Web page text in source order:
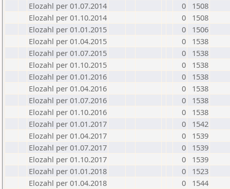
Elozahl per 01.07.2014
0
1508
Elozahl per 01.10.2014
0
1508
Elozahl per 01.01.2015
0
1506
Elozahl per 01.04.2015
0
1538
Elozahl per 01.07.2015
0
1538
Elozahl per 01.10.2015
0
1538
Elozahl per 01.01.2016
0
1538
Elozahl per 01.04.2016
0
1538
Elozahl per 01.07.2016
0
1538
Elozahl per 01.10.2016
0
1538
Elozahl per 01.01.2017
0
1542
Elozahl per 01.04.2017
0
1539
Elozahl per 01.07.2017
0
1539
Elozahl per 01.10.2017
0
1539
Elozahl per 01.01.2018
0
1523
Elozahl per 01.04.2018
0
1544